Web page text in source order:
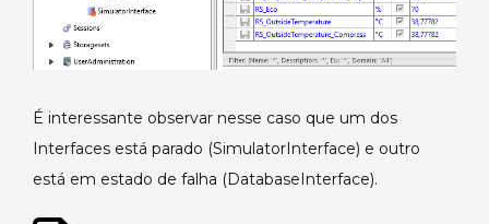
É interessante observar nesse caso que um dos
Interfaces está parado (SimulatorInterface) e outro
está em estado de falha (DatabaseInterface).